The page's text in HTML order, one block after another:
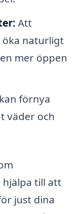
Att
naturligt
mer öppen
förnya
väder och
hjälpa till att
just dina